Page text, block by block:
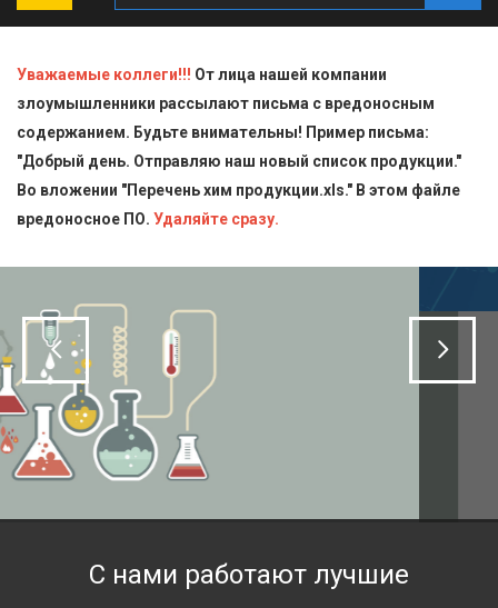
О КОМПАНИИ
ПРОДУКЦИЯ
Блескообразующие добавки
Кислоты
Пищевая химия для производств
Стандарт-титры
СТАТЬИ
СЕРТИФИКАТЫ
КОНТАКТЫ
Уважаемые коллеги!!! От лица нашей компании
злоумышленники рассылают письма с вредоносным
содержанием. Будьте внимательны! Пример письма:
"Добрый день. Отправляю наш новый список продукции."
Во вложении "Перечень хим продукции.xls." В этом файле
вредоносное ПО. Удаляйте сразу.
С нами работают лучшие